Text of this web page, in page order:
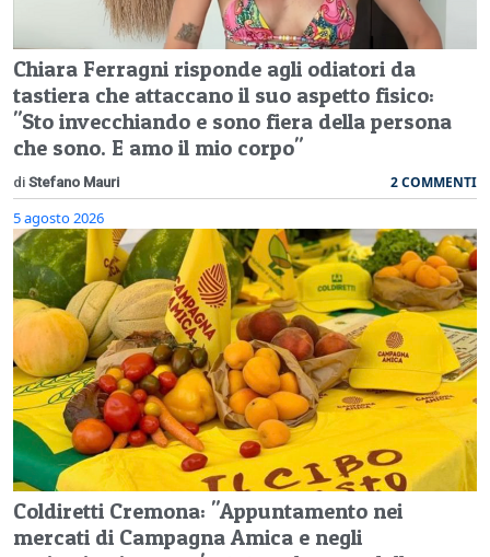
Chiara Ferragni risponde agli odiatori da
tastiera che attaccano il suo aspetto fisico:
"Sto invecchiando e sono fiera della persona
che sono. E amo il mio corpo"
di Stefano Mauri 2 COMMENTI
5 agosto 2026
Coldiretti Cremona: "Appuntamento nei
mercati di Campagna Amica e negli